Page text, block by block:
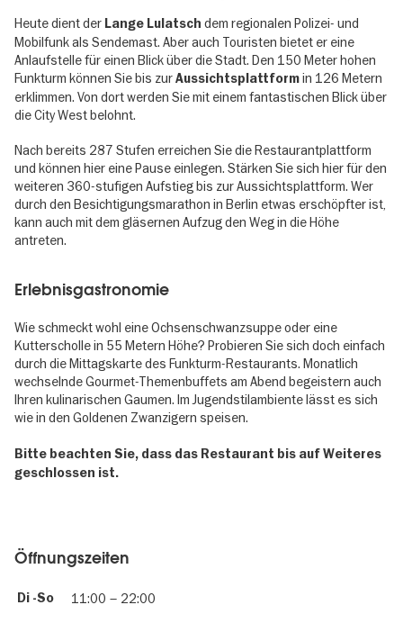
Heute dient der Lange Lulatsch dem regionalen Polizei- und
Mobilfunk als Sendemast. Aber auch Touristen bietet er eine
Anlaufstelle für einen Blick über die Stadt. Den 150 Meter hohen
Funkturm können Sie bis zurAussichtsplattformin 126 Metern
erklimmen. Von dort werden Sie mit einem fantastischen Blick über
die City West belohnt.
Nach bereits 287 Stufen erreichen Sie die Restaurantplattform
und können hier eine Pause einlegen. Stärken Sie sich hier für den
weiteren 360-stufigen Aufstieg bis zur Aussichtsplattform. Wer
durch den Besichtigungsmarathon in Berlin etwas erschöpfter ist,
kann auch mit dem gläsernen Aufzug den Weg in die Höhe
antreten.
Erlebnisgastronomie
Wie schmeckt wohl eine Ochsenschwanzsuppe oder eine
Kutterscholle in 55 Metern Höhe? Probieren Sie sich doch einfach
durch die Mittagskarte des Funkturm-Restaurants. Monatlich
wechselnde Gourmet-Themenbuffets am Abend begeistern auch
Ihren kulinarischen Gaumen. Im Jugendstilambiente lässt es sich
wie in den Goldenen Zwanzigern speisen.
Bitte beachten Sie, dass das Restaurant bis auf Weiteres
geschlossen ist.
Öffnungszeiten
Di -So 11:00 – 22:00